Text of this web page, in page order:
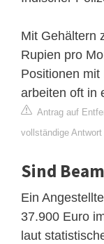
Mit Gehältern
Rupien pro
Positionen mit
arbeiten oft in
Antrag auf
vollständige
Sind
Ein
37.900 Euro
laut